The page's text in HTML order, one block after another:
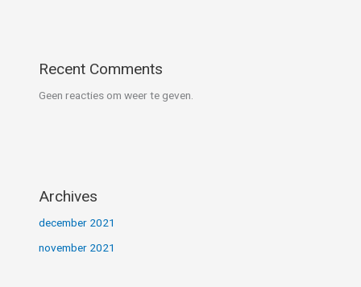
Recent Comments
Geen reacties om weer te geven.
Archives
december 2021
november 2021